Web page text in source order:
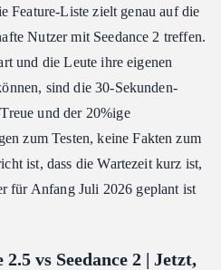
Feature-Liste zielt genau auf die
Nutzer mit Seedance 2 treffen.
und die Leute ihre eigenen
sind die 30-Sekunden-
und der 20%ige
zum Testen, keine Fakten zum
ist, dass die Wartezeit kurz ist,
für Anfang Juli 2026 geplant ist
2.5 vs Seedance 2 | Jetzt,